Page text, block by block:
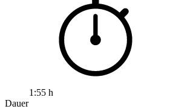
1:55 h
Dauer